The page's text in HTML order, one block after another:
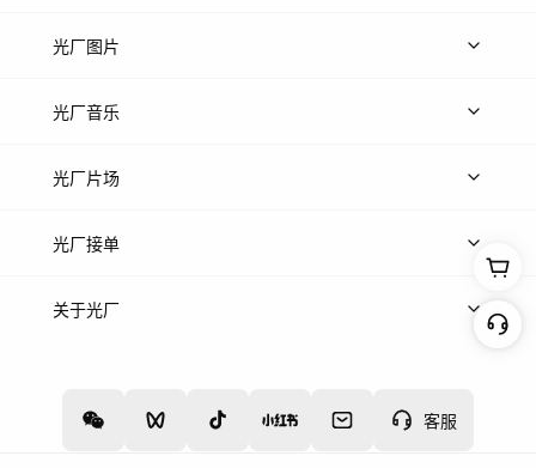
客服
上传视频
光厂图片
上传图片
光厂音乐
热门音乐
光厂片场
上传案例
光厂接单
上架服务
关于光厂